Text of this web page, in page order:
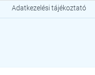
Adatkezelési tájékoztató